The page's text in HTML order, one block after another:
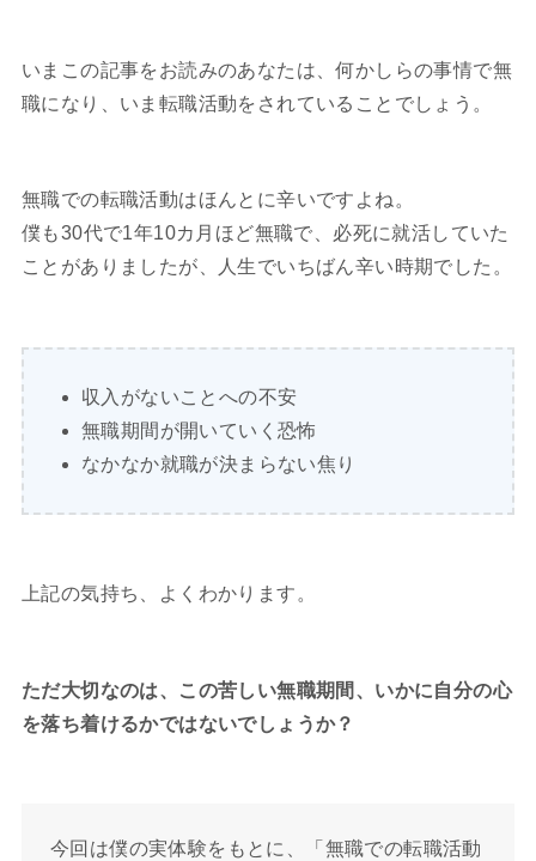
いまこの記事をお読みのあなたは、何かしらの事情で無
職になり、いま転職活動をされていることでしょう。
無職での転職活動はほんとに辛いですよね。
僕も30代で1年10カ月ほど無職で、必死に就活していた
ことがありましたが、人生でいちばん辛い時期でした。
収入がないことへの不安
無職期間が開いていく恐怖
なかなか就職が決まらない焦り
上記の気持ち、よくわかります。
ただ大切なのは、この苦しい無職期間、いかに自分の心
を落ち着けるかではないでしょうか？
今回は僕の実体験をもとに、「無職での転職活動